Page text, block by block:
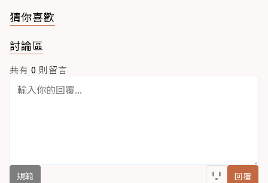
猜你喜歡
討論區
共有 0 則留言
規範 回覆